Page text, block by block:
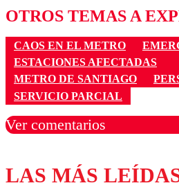
OTROS TEMAS A
CAOS EN EL METRO
ESTACIONES AFECTADAS
METRO DE SANTIAGO
SERVICIO PARCIAL
Ver comentarios
Los comentarios son
diálogo
LAS MÁS